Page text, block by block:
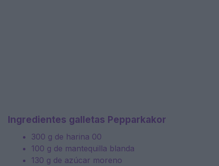
Ingredientes galletas Pepparkakor
300 g de harina 00
100 g de mantequilla blanda
130 g de azúcar moreno